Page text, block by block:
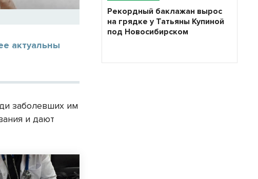
актуальны
заболевших им
и дают
Рекордный баклажан вырос
на грядке у Татьяны Купиной
под Новосибирском